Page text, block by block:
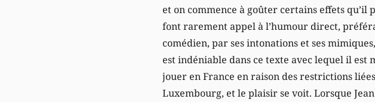
et on commence à goûter certains effets
font rarement appel à l’humour direct,
comédien, par ses intonations et ses
est indéniable dans ce texte avec lequel il
jouer en France en raison des restrictions
Luxembourg, et le plaisir se voit. Lorsque